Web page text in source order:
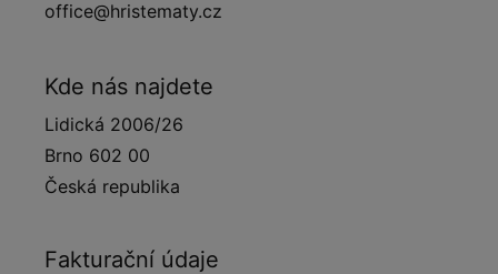
office@hristematy.cz
Kde nás najdete
Lidická 2006/26
Brno 602 00
Česká republika
Fakturační údaje